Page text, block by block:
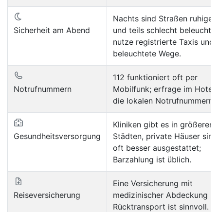
Sicherheit am Abend
Nachts sind Straßen ruhiger
und teils schlecht
nutze registrierte Taxis und
beleuchtete Wege.
Notrufnummern
112 funktioniert oft per
Mobilfunk; erfrage im Hotel
die lokalen Notrufnummern.
Gesundheitsversorgung
Kliniken gibt es in größeren
Städten, private Häuser sind
oft besser ausgestattet;
Barzahlung ist üblich.
Reiseversicherung
Eine Versicherung mit
medizinischer Abdeckung
Rücktransport ist sinnvoll.